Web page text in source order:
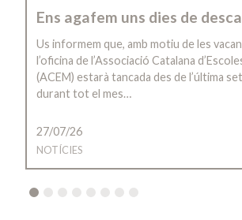
Ens agafem uns dies de
Us informem que, amb motiu de les
l’oficina de l’Associació Catalana
(ACEM) estarà tancada des de l’última
durant tot el mes…
27/07/26
NOTÍCIES
4 5 6 7 8